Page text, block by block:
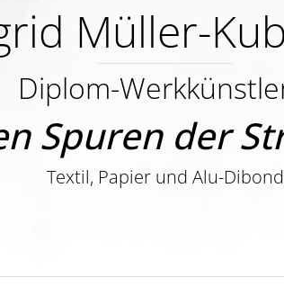
Müller-
Diplom-
Spuren der
Textil, Papier und Alu-Dibond